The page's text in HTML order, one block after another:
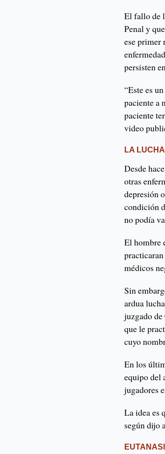
El fallo de
Penal y
ese primer
persisten
“Este es
paciente a
paciente
video
LA
Desde
otras
depresión
condición
no podía
El hombre
médicos
Sin
ardua
juzgado
que le
cuyo
En los
equipo del
jugadores
La idea es
según dijo